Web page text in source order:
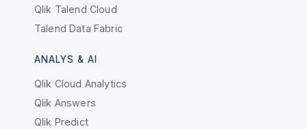
Qlik Talend Cloud
Talend Data Fabric
ANALYS & AI
Qlik Cloud Analytics
Qlik Answers
Qlik Predict